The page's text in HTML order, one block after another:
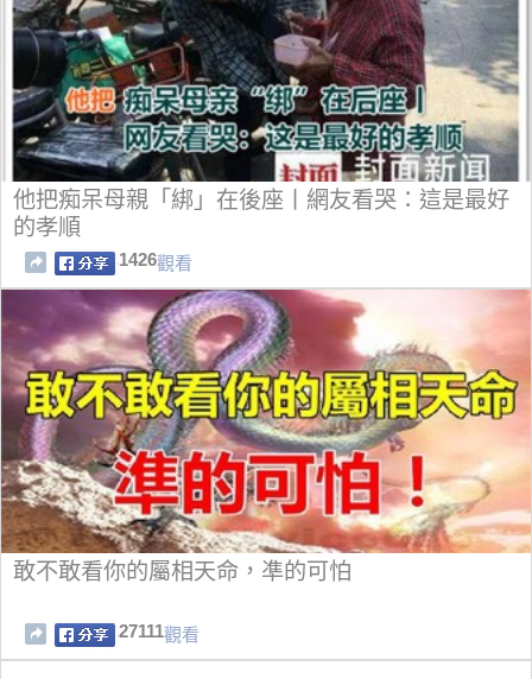
他把痴呆母親「綁」在後座丨網友看哭：這是最好
的孝順
1426觀看
敢不敢看你的屬相天命，凖的可怕
27111觀看